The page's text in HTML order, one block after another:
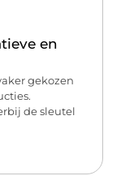
en
gekozen
de sleutel